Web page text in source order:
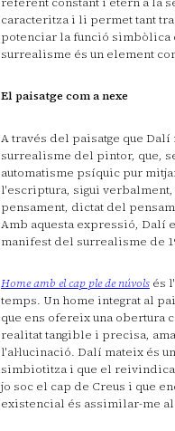
caracteritza i li permet tant
potenciar la funció simbòlica
surrealisme és un element
El paisatge com a nexe
A través del paisatge que
surrealisme del pintor, que,
automatisme psíquic pur
l'escriptura, sigui
pensament, dictat del
Amb aquesta expressió, Dalí
manifest del surrealisme de
Home amb el cap ple de núvolsés
temps. Un home integrat al
que ens ofereix una obertura
realitat tangible i precisa,
l'al·lucinació. Dalí mateix és
simbiotitza i que el reivindica
jo soc el cap de Creus i que
existencial és assimilar-me